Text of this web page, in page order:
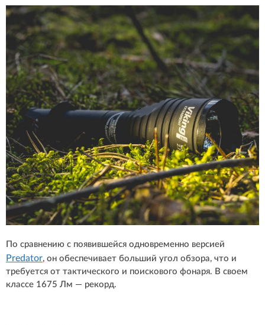
По сравнению с появившейся одновременно версией
Predator, он обеспечивает больший угол обзора, что и
требуется от тактического и поискового фонаря. В своем
классе 1675 Лм — рекорд.